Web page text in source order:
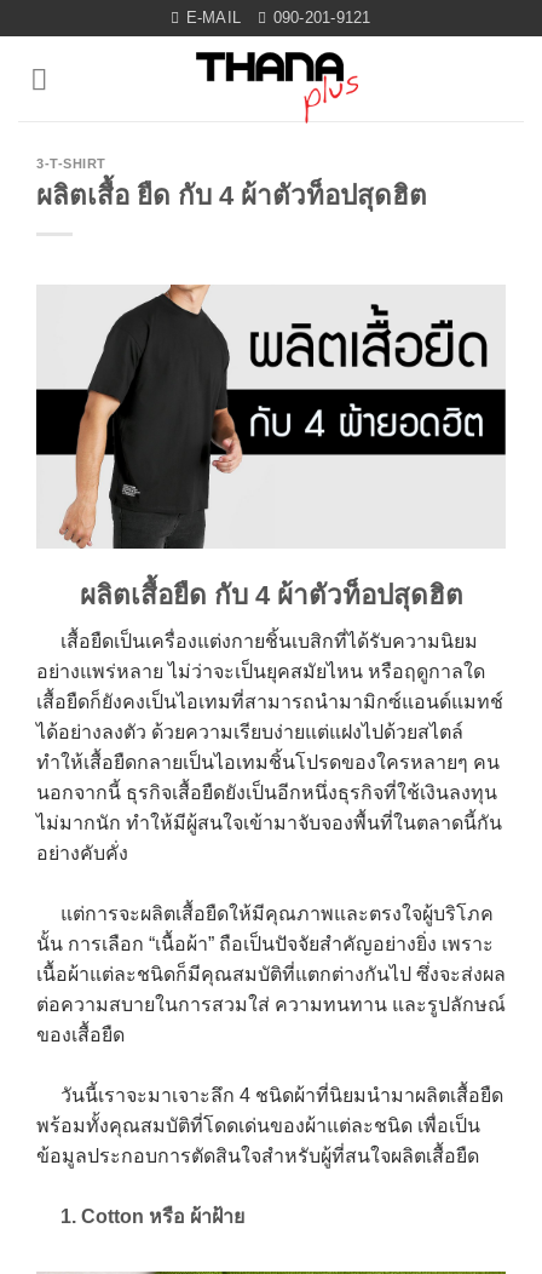
content
E-MAIL 090-201-9121
3-T-SHIRT
ผลิตเสื้อ ยืด กับ 4 ผ้าตัวท็อปสุดฮิต
ผลิตเสื้อยืด กับ 4 ผ้าตัวท็อปสุดฮิต
เสื้อยืดเป็นเครื่องแต่งกายชิ้นเบสิกที่ได้รับความนิยม
อย่างแพร่หลาย ไม่ว่าจะเป็นยุคสมัยไหน หรือฤดูกาลใด
เสื้อยืดก็ยังคงเป็นไอเทมที่สามารถนำมามิกซ์แอนด์แมทช์
ได้อย่างลงตัว ด้วยความเรียบง่ายแต่แฝงไปด้วยสไตล์
ทำให้เสื้อยืดกลายเป็นไอเทมชิ้นโปรดของใครหลายๆ คน
นอกจากนี้ ธุรกิจเสื้อยืดยังเป็นอีกหนึ่งธุรกิจที่ใช้เงินลงทุน
ไม่มากนัก ทำให้มีผู้สนใจเข้ามาจับจองพื้นที่ในตลาดนี้กัน
อย่างคับคั่ง
แต่การจะผลิตเสื้อยืดให้มีคุณภาพและตรงใจผู้บริโภค
นั้น การเลือก “เนื้อผ้า” ถือเป็นปัจจัยสำคัญอย่างยิ่ง เพราะ
เนื้อผ้าแต่ละชนิดก็มีคุณสมบัติที่แตกต่างกันไป ซึ่งจะส่งผล
ต่อความสบายในการสวมใส่ ความทนทาน และรูปลักษณ์
ของเสื้อยืด
วันนี้เราจะมาเจาะลึก 4 ชนิดผ้าที่นิยมนำมาผลิตเสื้อยืด
พร้อมทั้งคุณสมบัติที่โดดเด่นของผ้าแต่ละชนิด เพื่อเป็น
ข้อมูลประกอบการตัดสินใจสำหรับผู้ที่สนใจผลิตเสื้อยืด
1. Cotton หรือ ผ้าฝ้าย